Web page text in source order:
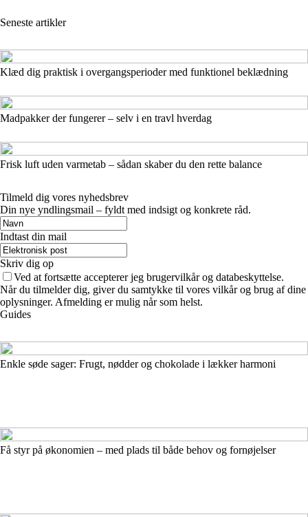
Seneste artikler
Klæd dig praktisk i overgangsperioder med funktionel beklædning
Madpakker der fungerer – selv i en travl hverdag
Frisk luft uden varmetab – sådan skaber du den rette balance
Tilmeld dig vores nyhedsbrev
Din nye yndlingsmail – fyldt med indsigt og konkrete råd.
Indtast din mail
Skriv dig op
Ved at fortsætte accepterer jeg brugervilkår og databeskyttelse.
Når du tilmelder dig, giver du samtykke til vores vilkår og brug af dine
oplysninger. Afmelding er mulig når som helst.
Guides
Enkle søde sager: Frugt, nødder og chokolade i lækker harmoni
Få styr på økonomien – med plads til både behov og fornøjelser